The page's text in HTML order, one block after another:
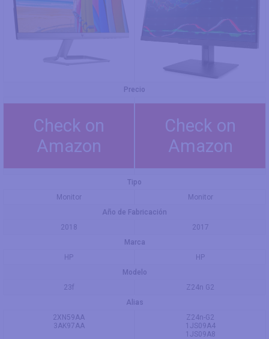
Precio
Check on
Amazon
Check on
Amazon
Tipo
Monitor
Monitor
Año de Fabricación
2018
2017
Marca
HP
HP
Modelo
23f
Z24n G2
Alias
2XN59AA
3AK97AA
Z24n-G2
1JS09A4
1JS09A8